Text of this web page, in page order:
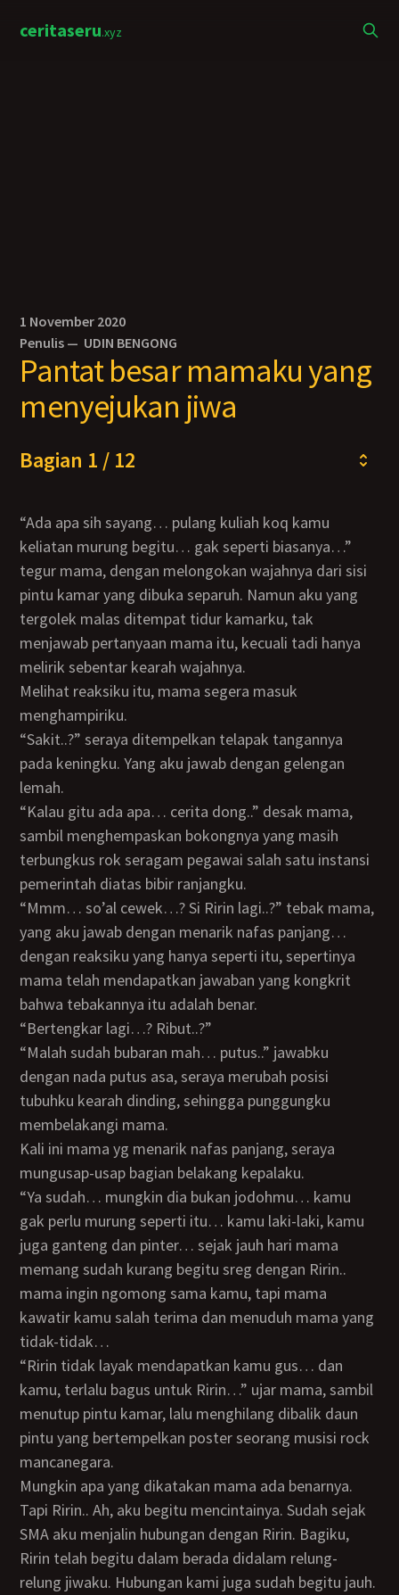
ceritaseru.xyz
1 November 2020
Penulis — UDIN BENGONG
Pantat besar mamaku yang
menyejukan jiwa
Bagian 1 / 12
“Ada apa sih sayang… pulang kuliah koq kamu
keliatan murung begitu… gak seperti biasanya…”
tegur mama, dengan melongokan wajahnya dari sisi
pintu kamar yang dibuka separuh. Namun aku yang
tergolek malas ditempat tidur kamarku, tak
menjawab pertanyaan mama itu, kecuali tadi hanya
melirik sebentar kearah wajahnya.
Melihat reaksiku itu, mama segera masuk
menghampiriku.
“Sakit..?” seraya ditempelkan telapak tangannya
pada keningku. Yang aku jawab dengan gelengan
lemah.
“Kalau gitu ada apa… cerita dong..” desak mama,
sambil menghempaskan bokongnya yang masih
terbungkus rok seragam pegawai salah satu instansi
pemerintah diatas bibir ranjangku.
“Mmm… so’al cewek…? Si Ririn lagi..?” tebak mama,
yang aku jawab dengan menarik nafas panjang…
dengan reaksiku yang hanya seperti itu, sepertinya
mama telah mendapatkan jawaban yang kongkrit
bahwa tebakannya itu adalah benar.
“Bertengkar lagi…? Ribut..?”
“Malah sudah bubaran mah… putus..” jawabku
dengan nada putus asa, seraya merubah posisi
tubuhku kearah dinding, sehingga punggungku
membelakangi mama.
Kali ini mama yg menarik nafas panjang, seraya
mungusap-usap bagian belakang kepalaku.
“Ya sudah… mungkin dia bukan jodohmu… kamu
gak perlu murung seperti itu… kamu laki-laki, kamu
juga ganteng dan pinter… sejak jauh hari mama
memang sudah kurang begitu sreg dengan Ririn..
mama ingin ngomong sama kamu, tapi mama
kawatir kamu salah terima dan menuduh mama yang
tidak-tidak…
“Ririn tidak layak mendapatkan kamu gus… dan
kamu, terlalu bagus untuk Ririn…” ujar mama, sambil
menutup pintu kamar, lalu menghilang dibalik daun
pintu yang bertempelkan poster seorang musisi rock
mancanegara.
Mungkin apa yang dikatakan mama ada benarnya.
Tapi Ririn.. Ah, aku begitu mencintainya. Sudah sejak
SMA aku menjalin hubungan dengan Ririn. Bagiku,
Ririn telah begitu dalam berada didalam relung-
relung jiwaku. Hubungan kami juga sudah begitu jauh.